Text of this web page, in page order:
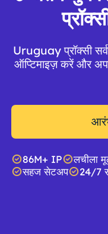
Uruguay प्रॉक्सी
ऑप्टिमाइज़ करें और
86M+ IP लचीला
सहज सेटअप
24/7